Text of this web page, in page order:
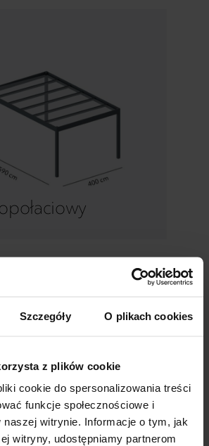
Szczegóły O plikach cookies
z plików cookie
cookie do spersonalizowania treści
funkcje społecznościowe i
naszej witrynie. Informacje o tym, jak
witryny, udostępniamy partnerom
wymiar Fix jednopołaciowego